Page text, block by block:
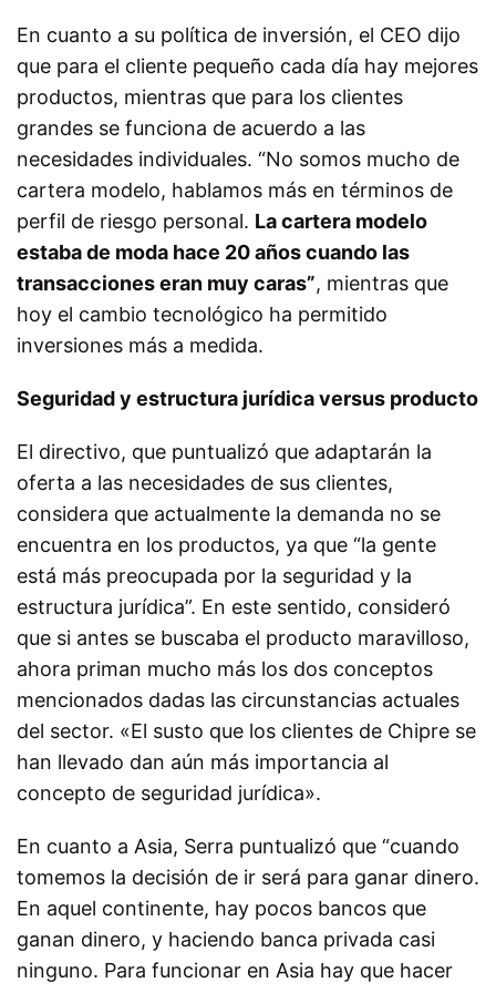
En cuanto a su política de inversión, el CEO dijo
que para el cliente pequeño cada día hay mejores
productos, mientras que para los clientes
grandes se funciona de acuerdo a las
necesidades individuales. “No somos mucho de
cartera modelo, hablamos más en términos de
perfil de riesgo personal. La cartera modelo
estaba de moda hace 20 años cuando las
transacciones eran muy caras”, mientras que
hoy el cambio tecnológico ha permitido
inversiones más a medida.
Seguridad y estructura jurídica versus producto
El directivo, que puntualizó que adaptarán la
oferta a las necesidades de sus clientes,
considera que actualmente la demanda no se
encuentra en los productos, ya que “la gente
está más preocupada por la seguridad y la
estructura jurídica”. En este sentido, consideró
que si antes se buscaba el producto maravilloso,
ahora priman mucho más los dos conceptos
mencionados dadas las circunstancias actuales
del sector. «El susto que los clientes de Chipre se
han llevado dan aún más importancia al
concepto de seguridad jurídica».
En cuanto a Asia, Serra puntualizó que “cuando
tomemos la decisión de ir será para ganar dinero.
En aquel continente, hay pocos bancos que
ganan dinero, y haciendo banca privada casi
ninguno. Para funcionar en Asia hay que hacer